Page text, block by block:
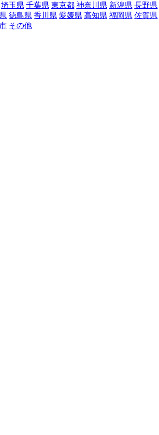
埼玉県 千葉県 東京都 神奈川県 新潟県 長野県
徳島県 香川県 愛媛県 高知県 福岡県 佐賀県
その他